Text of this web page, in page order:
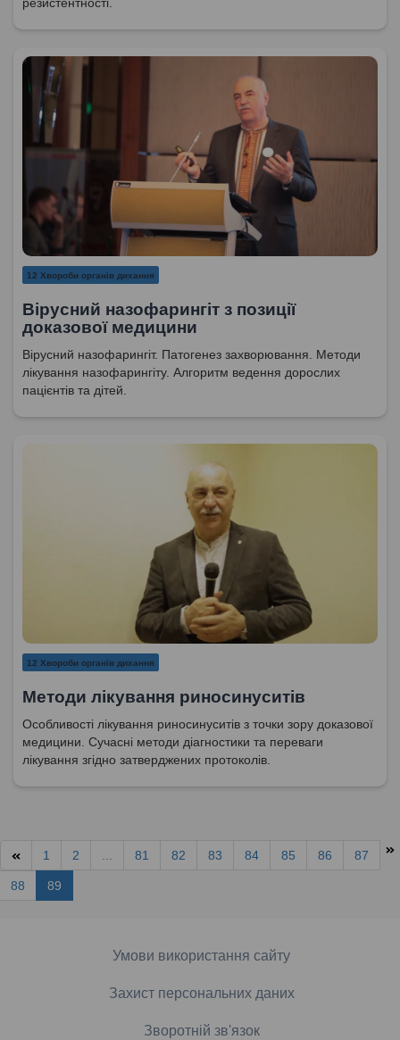
12 Хвороби органів дихання
Вірусний назофарингіт з позиції
доказової медицини
Вірусний назофарингіт. Патогенез захворювання. Методи
лікування назофарингіту. Алгоритм ведення дорослих
пацієнтів та дітей.
12 Хвороби органів дихання
Методи лікування риносинуситів
Особливості лікування риносинуситів з точки зору доказової
медицини. Сучасні методи діагностики та переваги
лікування згідно затверджених протоколів.
1 2 81 82 83 84 85 86 87
88 89
Умови використання сайту
Захист персональних даних
Зворотній зв'язок